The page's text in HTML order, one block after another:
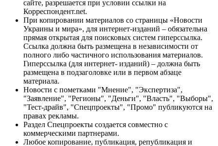
сайте, разрешается при условии ссылки на
Корреспондент.net.
При копировании материалов со страницы «Новости
Украины и мира», для интернет-изданий – обязательна
прямая открытая для поисковых систем гиперссылка.
Ссылка должна быть размещена в независимости от
полного либо частичного использования материалов.
Гиперссылка (для интернет- изданий) – должна быть
размещена в подзаголовке или в первом абзаце
материала.
Новости с пометками "Мнение", "Экспертиза",
"Заявление", "Регионы", "Деньги", "Власть", "Выборы",
"Тест-драйв", "Спецпроекты", "Промо" публикуются на
правах рекламы.
Раздел Спецпроекты создается совместно с
коммерческими партнерами.
Любое копирование, публикация, републикация и